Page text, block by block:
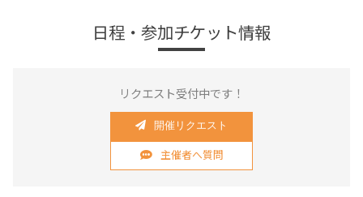
日程・参加チケット情報
リクエスト受付中です！
開催リクエスト
主催者へ質問